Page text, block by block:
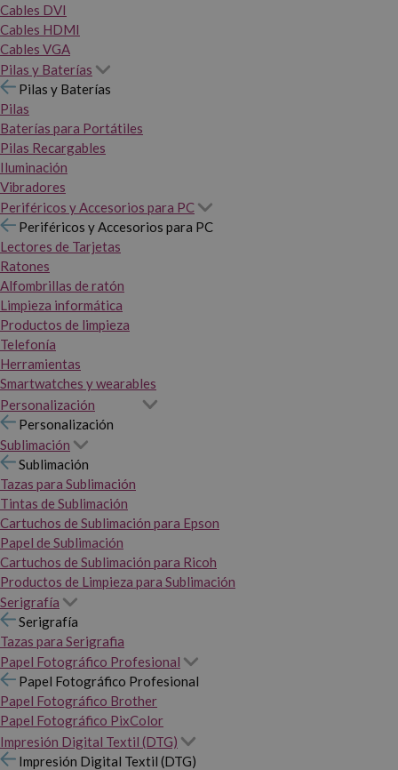
Cables DVI
Cables HDMI
Cables VGA
Pilas y Baterías
Pilas y Baterías
Pilas
Baterías para Portátiles
Pilas Recargables
Iluminación
Vibradores
Periféricos y Accesorios para PC
Periféricos y Accesorios para PC
Lectores de Tarjetas
Ratones
Alfombrillas de ratón
Limpieza informática
Productos de limpieza
Telefonía
Herramientas
Smartwatches y wearables
Personalización
Personalización
Sublimación
Sublimación
Tazas para Sublimación
Tintas de Sublimación
Cartuchos de Sublimación para Epson
Papel de Sublimación
Cartuchos de Sublimación para Ricoh
Productos de Limpieza para Sublimación
Serigrafía
Serigrafía
Tazas para Serigrafia
Papel Fotográfico Profesional
Papel Fotográfico Profesional
Papel Fotográfico Brother
Papel Fotográfico PixColor
Impresión Digital Textil (DTG)
Impresión Digital Textil (DTG)